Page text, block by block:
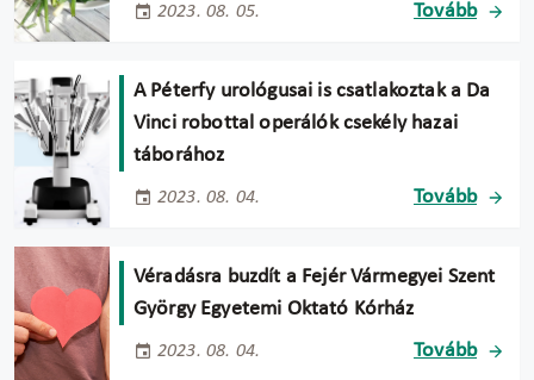
2023. 08. 05. Tovább
A Péterfy urológusai is csatlakoztak a Da
Vinci robottal operálók csekély hazai
táborához
2023. 08. 04. Tovább
Véradásra buzdít a Fejér Vármegyei Szent
György Egyetemi Oktató Kórház
2023. 08. 04. Tovább